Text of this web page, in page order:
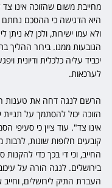
מחייבת משום שהזוכה אינו
היא הדגישה כי ההסכם נחתם
ולא עמו ישירות, ולכן לא ניתן
הנובעות ממנו. בירור ההליך
יכביד עליה כלכלית ודיונית
לערכאות.
הרשם לנגה דחה את טענות
הזוכה יכול להסתמך על
אינו צד". עוד ציין כי סעיפי
קובעים חלופות שונות, לרבות
החייב, וכי די בכך כדי
בירושלים. לנגה הורה על
העברת התיק לירושלים,